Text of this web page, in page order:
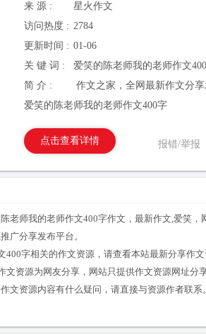
来 源 :
星火作文
访问热度 : 2784
更新时间 : 01-06
关 键 词 :
爱笑的陈老师我的老师作文
简 介 :
作文之家，全网最新作文分
爱笑的陈老师我的老师作文400字
点击查看详情 报错/举报
老师我的老师作文400字作文，最新作文,爱笑
广分享发布平台。
字相关的作文资源，请查看本站最新分享作文
资源为网友分享，网站只提供作文资源网址分享
文资源内容有什么疑问，请直接与资源作者联系。